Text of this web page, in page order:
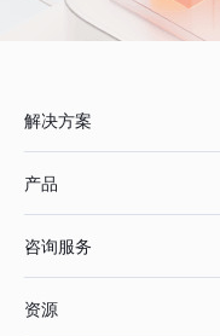
解决方案
鞋服行业
产品
咨询服务
资源